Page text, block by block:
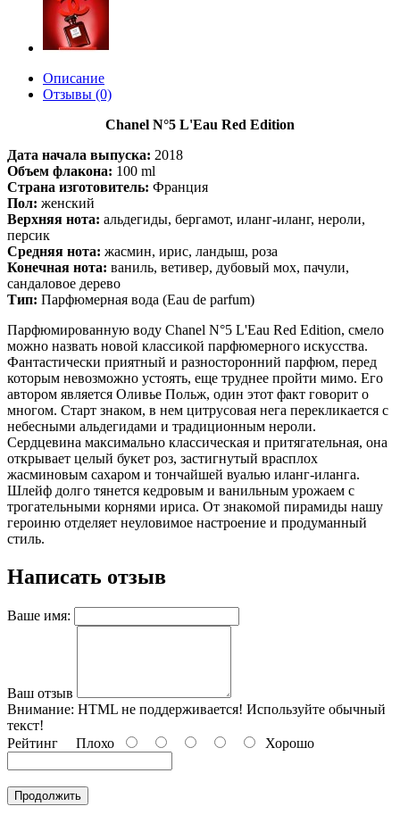
Описание
Отзывы (0)
Chanel N°5 L'Eau Red Edition
Дата начала выпуска: 2018
Объем флакона: 100 ml
Страна изготовитель: Франция
Пол: женский
Верхняя нота: альдегиды, бергамот, иланг-иланг, нероли,
персик
Средняя нота: жасмин, ирис, ландыш, роза
Конечная нота: ваниль, ветивер, дубовый мох, пачули,
сандаловое дерево
Тип: Парфюмерная вода (Eau de parfum)
Парфюмированную воду Chanel N°5 L'Eau Red Edition, смело
можно назвать новой классикой парфюмерного искусства.
Фантастически приятный и разносторонний парфюм, перед
которым невозможно устоять, еще труднее пройти мимо. Его
автором является Оливье Польж, один этот факт говорит о
многом. Старт знаком, в нем цитрусовая нега перекликается с
небесными альдегидами и традиционным нероли.
Сердцевина максимально классическая и притягательная, она
открывает целый букет роз, застигнутый врасплох
жасминовым сахаром и тончайшей вуалью иланг-иланга.
Шлейф долго тянется кедровым и ванильным урожаем с
трогательными корнями ириса. От знакомой пирамиды нашу
героиню отделяет неуловимое настроение и продуманный
стиль.
Написать отзыв
Ваше имя:
Ваш отзыв
Внимание: HTML не поддерживается! Используйте обычный
текст!
Рейтинг Плохо Хорошо
Продолжить